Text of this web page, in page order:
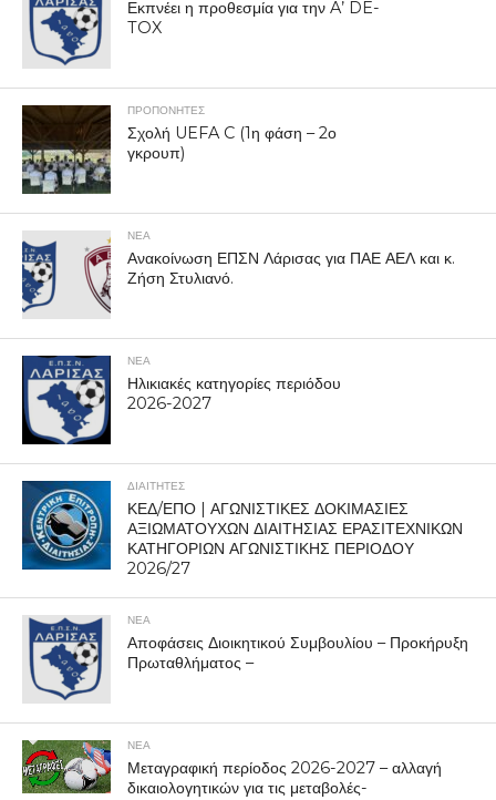
Εκπνέει η προθεσμία για την A’ DE-
TOX
ΠΡΟΠΟΝΗΤΈΣ
Σχολή UEFA C (1η φάση – 2ο
γκρουπ)
ΝΕΑ
Ανακοίνωση ΕΠΣΝ Λάρισας για ΠΑΕ ΑΕΛ και κ.
Ζήση Στυλιανό.
ΝΕΑ
Ηλικιακές κατηγορίες περιόδου
2026-2027
ΔΙΑΙΤΗΤΕΣ
ΚΕΔ/ΕΠΟ | ΑΓΩΝΙΣΤΙΚΕΣ ΔΟΚΙΜΑΣΙΕΣ
ΑΞΙΩΜΑΤΟΥΧΩΝ ΔΙΑΙΤΗΣΙΑΣ ΕΡΑΣΙΤΕΧΝΙΚΩΝ
ΚΑΤΗΓΟΡΙΩΝ ΑΓΩΝΙΣΤΙΚΗΣ ΠΕΡΙΟΔΟΥ
2026/27
ΝΕΑ
Αποφάσεις Διοικητικού Συμβουλίου – Προκήρυξη
Πρωταθλήματος –
ΝΕΑ
Μεταγραφική περίοδος 2026-2027 – αλλαγή
δικαιολογητικών για τις μεταβολές-